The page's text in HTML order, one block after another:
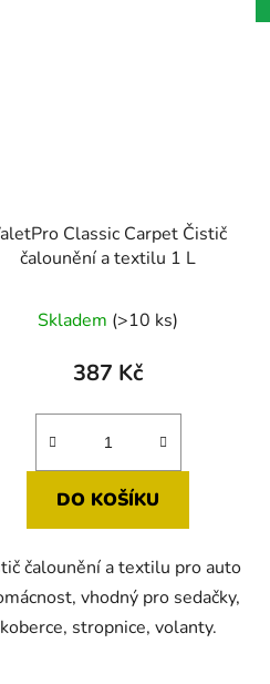
Classic Carpet Čistič
čalounění a textilu 1 L
Skladem (>10 ks)
387 Kč
DO KOŠÍKU
čalounění a textilu pro auto
vhodný pro sedačky,
koberce, stropnice, volanty.